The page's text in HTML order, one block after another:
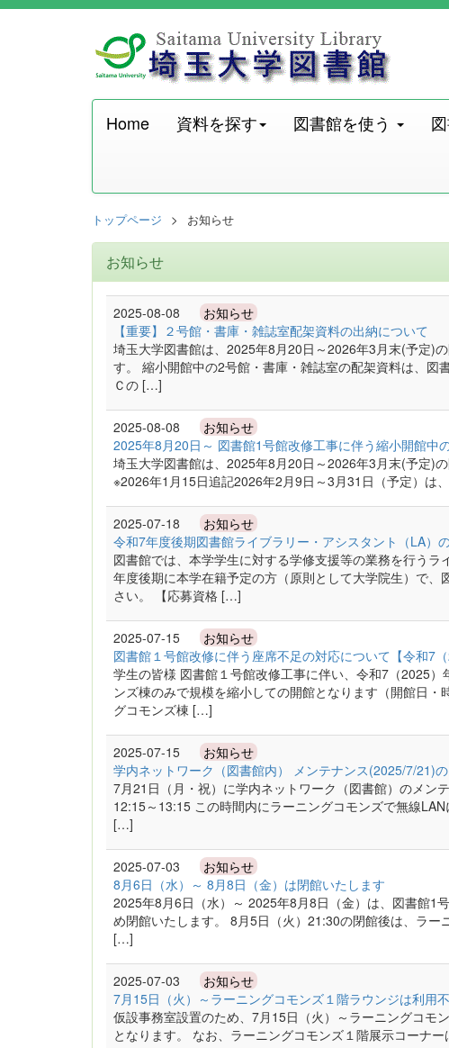
Home 資料を探す 図書館を使う
トップページ お知らせ
お知らせ
2025-08-08 お知らせ
【重要】２号館・書庫・雑誌室配架資料の出納について
埼玉大学図書館は、2025年8月20日～2026年3月末(予定)
す。 縮小開館中の2号館・書庫・雑誌室の配架資料は、図
Ｃの […]
2025-08-08 お知らせ
2025年8月20日～ 図書館1号館改修工事に伴う縮小開館中
埼玉大学図書館は、2025年8月20日～2026年3月末(予定)
※2026年1月15日追記2026年2月9日～3月31日（予定）は
2025-07-18 お知らせ
令和7年度後期図書館ライブラリー・アシスタント（LA）の
図書館では、本学学生に対する学修支援等の業務を行う
年度後期に本学在籍予定の方（原則として大学院生）で
さい。 【応募資格 […]
2025-07-15 お知らせ
図書館１号館改修に伴う座席不足の対応について【令和7
学生の皆様 図書館１号館改修工事に伴い、令和7（2025
ンズ棟のみで規模を縮小しての開館となります（開館日
グコモンズ棟 […]
2025-07-15 お知らせ
学内ネットワーク（図書館内） メンテナンス(2025/7/21)
7月21日（月・祝）に学内ネットワーク（図書館）のメン
12:15～13:15 この時間内にラーニングコモンズで無線
[…]
2025-07-03 お知らせ
8月6日（水）～ 8月8日（金）は閉館いたします
2025年8月6日（水）～ 2025年8月8日（金）は、図書館1
め閉館いたします。 8月5日（火）21:30の閉館後は、ラ
[…]
2025-07-03 お知らせ
7月15日（火）～ラーニングコモンズ１階ラウンジは利用
仮設事務室設置のため、7月15日（火）～ラーニングコモ
となります。 なお、ラーニングコモンズ１階展示コーナー